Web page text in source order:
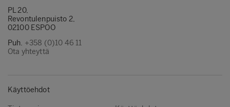
PL 20,
Revontulenpuisto 2,
02100 ESPOO
Puh. +358 (0)10 46 11
Ota yhteyttä
Käyttöehdot